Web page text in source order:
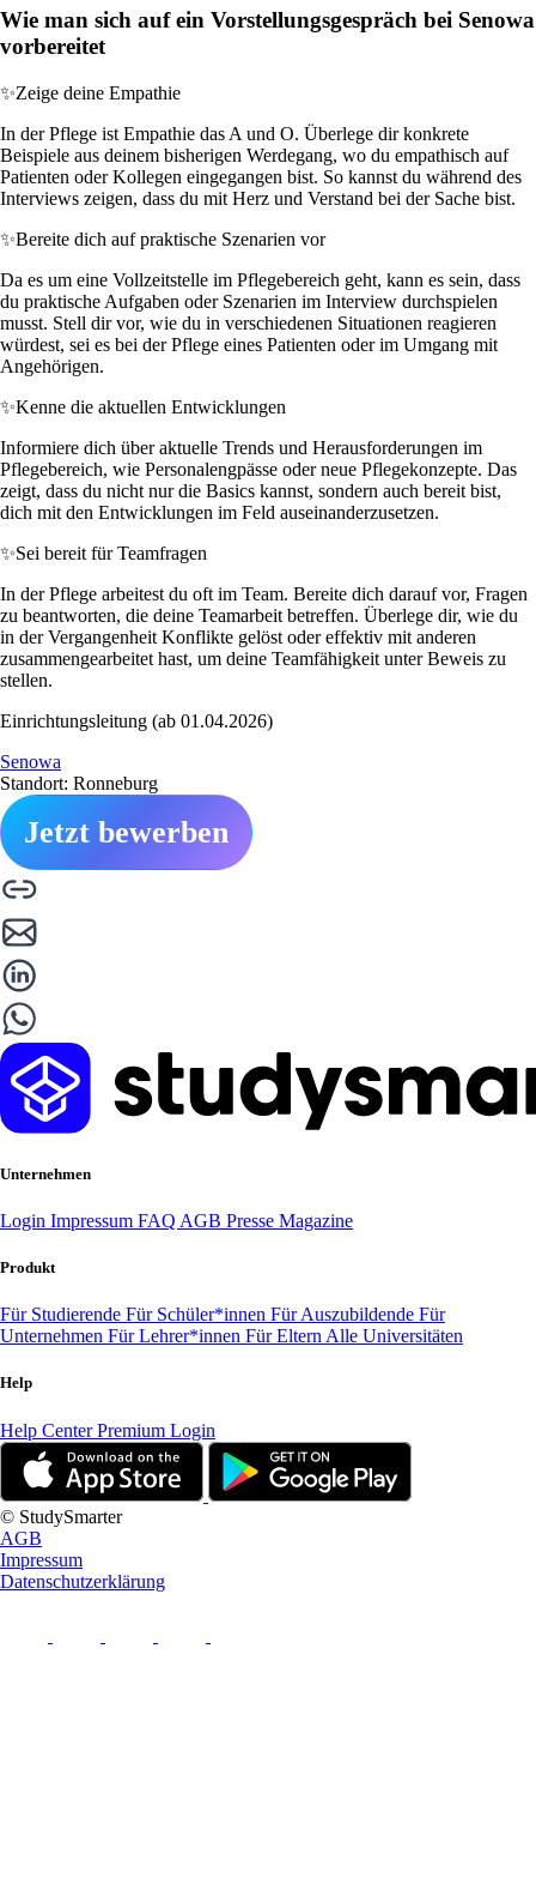
Wie man sich auf ein Vorstellungsgespräch bei Senowa
vorbereitet
✨Zeige deine Empathie
In der Pflege ist Empathie das A und O. Überlege dir konkrete
Beispiele aus deinem bisherigen Werdegang, wo du empathisch auf
Patienten oder Kollegen eingegangen bist. So kannst du während des
Interviews zeigen, dass du mit Herz und Verstand bei der Sache bist.
✨Bereite dich auf praktische Szenarien vor
Da es um eine Vollzeitstelle im Pflegebereich geht, kann es sein, dass
du praktische Aufgaben oder Szenarien im Interview durchspielen
musst. Stell dir vor, wie du in verschiedenen Situationen reagieren
würdest, sei es bei der Pflege eines Patienten oder im Umgang mit
Angehörigen.
✨Kenne die aktuellen Entwicklungen
Informiere dich über aktuelle Trends und Herausforderungen im
Pflegebereich, wie Personalengpässe oder neue Pflegekonzepte. Das
zeigt, dass du nicht nur die Basics kannst, sondern auch bereit bist,
dich mit den Entwicklungen im Feld auseinanderzusetzen.
✨Sei bereit für Teamfragen
In der Pflege arbeitest du oft im Team. Bereite dich darauf vor, Fragen
zu beantworten, die deine Teamarbeit betreffen. Überlege dir, wie du
in der Vergangenheit Konflikte gelöst oder effektiv mit anderen
zusammengearbeitet hast, um deine Teamfähigkeit unter Beweis zu
stellen.
Einrichtungsleitung (ab 01.04.2026)
Senowa
Standort: Ronneburg
Jetzt bewerben
Unternehmen
Login Impressum FAQ AGB Presse Magazine
Produkt
Für Studierende Für Schüler*innen Für Auszubildende Für
Unternehmen Für Lehrer*innen Für Eltern Alle Universitäten
Help
Help CenterPremium Login
© StudySmarter
AGB
Impressum
Datenschutzerklärung